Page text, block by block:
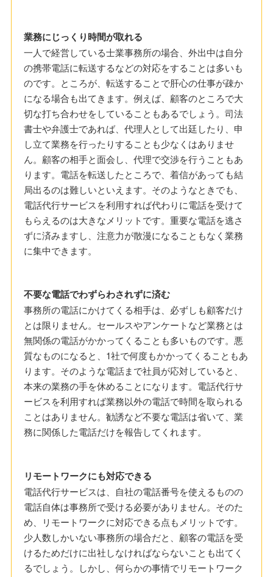
業務にじっくり時間が取れる
一人で経営している士業事務所の場合、外出中は自分
の携帯電話に転送するなどの対応をすることは多いも
のです。ところが、転送することで肝心の仕事が疎か
になる場合も出てきます。例えば、顧客のところで大
切な打ち合わせをしていることもあるでしょう。司法
書士や弁護士であれば、代理人として出廷したり、申
し立て業務を行ったりすることも少なくはありませ
ん。顧客の相手と面会し、代理で交渉を行うこともあ
ります。電話を転送したところで、着信があっても結
局出るのは難しいといえます。そのようなときでも、
電話代行サービスを利用すれば代わりに電話を受けて
もらえるのは大きなメリットです。重要な電話を逃さ
ずに済みますし、注意力が散漫になることもなく業務
に集中できます。
不要な電話でわずらわされずに済む
事務所の電話にかけてくる相手は、必ずしも顧客だけ
とは限りません。セールスやアンケートなど業務とは
無関係の電話がかかってくることも多いものです。悪
質なものになると、1社で何度もかかってくることもあ
ります。そのような電話まで社員が応対していると、
本来の業務の手を休めることになります。電話代行サ
ービスを利用すれば業務以外の電話で時間を取られる
ことはありません。勧誘など不要な電話は省いて、業
務に関係した電話だけを報告してくれます。
リモートワークにも対応できる
電話代行サービスは、自社の電話番号を使えるものの
電話自体は事務所で受ける必要がありません。そのた
め、リモートワークに対応できる点もメリットです。
少人数しかいない事務所の場合だと、顧客の電話を受
けるためだけに出社しなければならないことも出てく
るでしょう。しかし、何らかの事情でリモートワーク